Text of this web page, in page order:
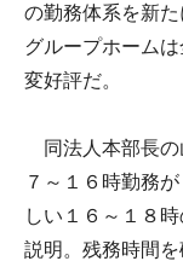
の勤務体系を新た
グループホーム
変好評だ。
同法人本部長の
７～１６時勤務
しい１６～１８
説明。残務時間